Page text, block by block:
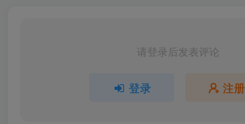
请登录后发表评论
登录 注册